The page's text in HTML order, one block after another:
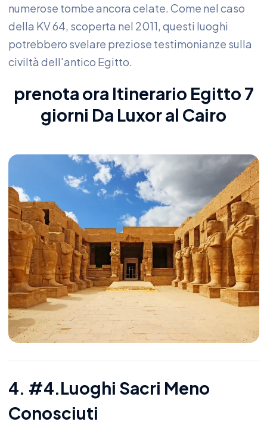
numerose tombe ancora celate. Come nel caso
della KV 64, scoperta nel 2011, questi luoghi
potrebbero svelare preziose testimonianze sulla
civiltà dell'antico Egitto.
prenota ora Itinerario Egitto 7
giorni Da Luxor al Cairo
4. #4.Luoghi Sacri Meno
Conosciuti